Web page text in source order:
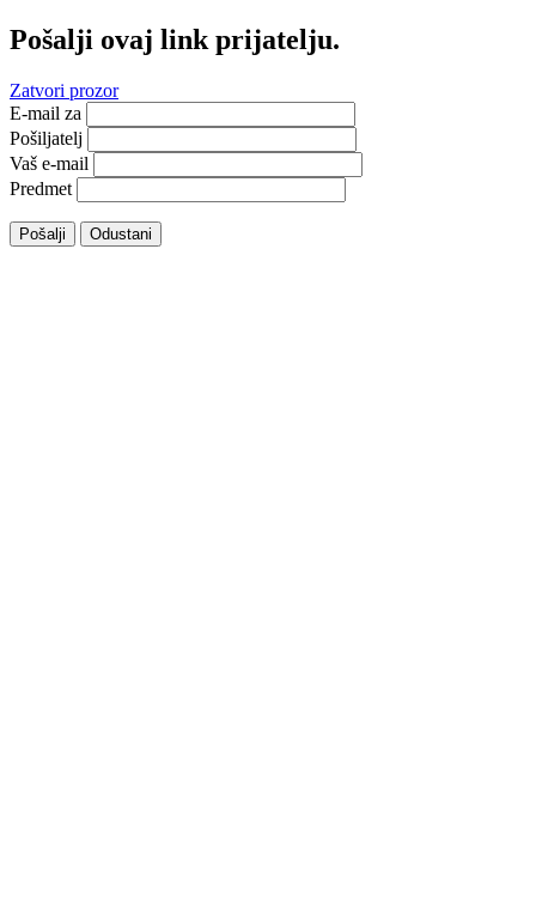
Pošalji ovaj link prijatelju.
Zatvori prozor
E-mail za
Pošiljatelj
Vaš e-mail
Predmet
Pošalji Odustani